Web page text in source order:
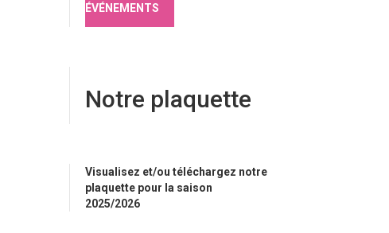
ÉVÉNEMENTS
Notre plaquette
Visualisez et/ou téléchargez notre
plaquette pour la saison
2025/2026